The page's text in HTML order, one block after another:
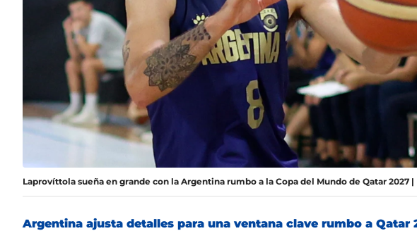
Laprovíttola sueña en grande con la Argentina rumbo a la Copa del Mundo de Qatar 2027 |
Argentina ajusta detalles para una ventana clave rumbo a Qatar